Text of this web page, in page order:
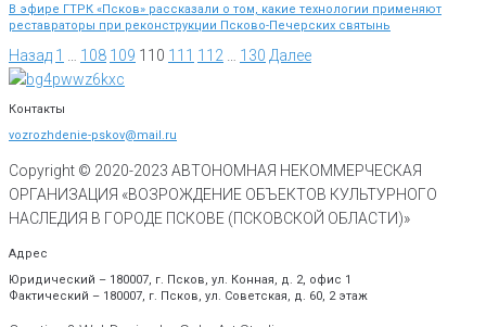
В эфире ГТРК «Псков» рассказали о том, какие технологии применяют
реставраторы при реконструкции Псково-Печерских святынь
Назад 1 108 109 110 111 112 130 Далее
Контакты
vozrozhdenie-pskov@mail.ru
Copyright © 2020-2023 АВТОНОМНАЯ НЕКОММЕРЧЕСКАЯ
ОРГАНИЗАЦИЯ «ВОЗРОЖДЕНИЕ ОБЪЕКТОВ КУЛЬТУРНОГО
НАСЛЕДИЯ В ГОРОДЕ ПСКОВЕ (ПСКОВСКОЙ ОБЛАСТИ)»
Адрес
Юридический – 180007, г. Псков, ул. Конная, д. 2, офис 1
Фактический – 180007, г. Псков, ул. Советская, д. 60, 2 этаж